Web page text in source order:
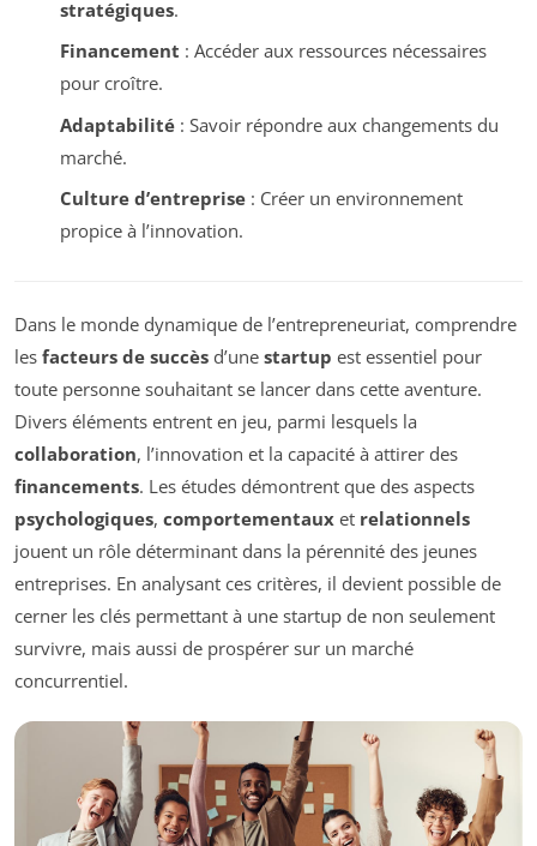
stratégiques.
Financement : Accéder aux ressources nécessaires
pour croître.
Adaptabilité: Savoir répondre aux changements du
marché.
Culture d’entreprise: Créer un environnement
propice à l’innovation.
Dans le monde dynamique de l’entrepreneuriat, comprendre
les facteurs de succès d’une startup est essentiel pour
toute personne souhaitant se lancer dans cette aventure.
Divers éléments entrent en jeu, parmi lesquels la
collaboration, l’innovation et la capacité à attirer des
financements. Les études démontrent que des aspects
psychologiques, comportementaux et relationnels
jouent un rôle déterminant dans la pérennité des jeunes
entreprises. En analysant ces critères, il devient possible de
cerner les clés permettant à une startup de non seulement
survivre, mais aussi de prospérer sur un marché
concurrentiel.